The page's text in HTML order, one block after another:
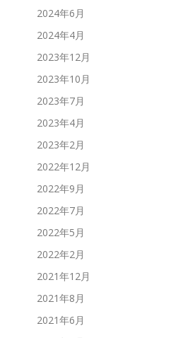
2024年6月
2024年4月
2023年12月
2023年10月
2023年7月
2023年4月
2023年2月
2022年12月
2022年9月
2022年7月
2022年5月
2022年2月
2021年12月
2021年8月
2021年6月